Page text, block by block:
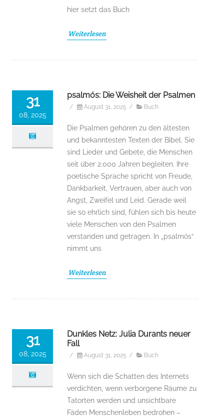
hier setzt das Buch
Weiterlesen
31
08, 2025
psalmós: Die Weisheit der Psalmen
/ August 31, 2025 / Buch
Die Psalmen gehören zu den ältesten
und bekanntesten Texten der Bibel. Sie
sind Lieder und Gebete, die Menschen
seit über 2.000 Jahren begleiten. Ihre
poetische Sprache spricht von Freude,
Dankbarkeit, Vertrauen, aber auch von
Angst, Zweifel und Leid. Gerade weil
sie so ehrlich sind, fühlen sich bis heute
viele Menschen von den Psalmen
verstanden und getragen. In „psalmós“
nimmt uns
Weiterlesen
31
08, 2025
Dunkles Netz: Julia Durants neuer
Fall
/ August 31, 2025 / Buch
Wenn sich die Schatten des Internets
verdichten, wenn verborgene Räume zu
Tatorten werden und unsichtbare
Fäden Menschenleben bedrohen –